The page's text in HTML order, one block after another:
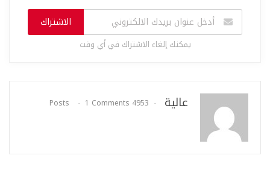
الاشتراك
يمكنك إلغاء الاشتراك في أي وقت
عالية 4953 Posts
1 Comments